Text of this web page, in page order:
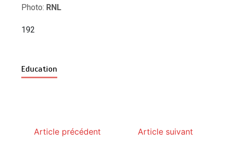
Photo: RNL
192
Education
Article précédent Article suivant